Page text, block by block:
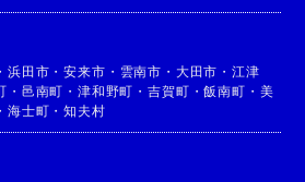
・浜田市 ・安来市 ・ 雲南市 ・ 大田市 ・ 江津
・ 邑南町 ・津和野町 ・吉賀町 ・飯南町 ・ 美
・海士町 ・知夫村